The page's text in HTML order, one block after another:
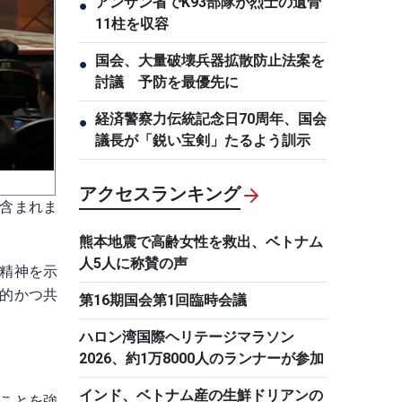
まれま
神を示
かつ共
●
11柱を収容
●
国会、大量破壊兵器拡散防止法案を
討議 予防を最優先に
● 経済警察力伝統記念日70周年、国会
議長が「鋭い宝剣」たるよう訓示
アクセスランキング
熊本地震で高齢女性を救出、ベトナム
人5人に称賛の声
第16期国会第1回臨時会議
ハロン湾国際ヘリテージマラソン
2026、約1万8000人のランナーが参加
インド、ベトナム産の生鮮ドリアンの